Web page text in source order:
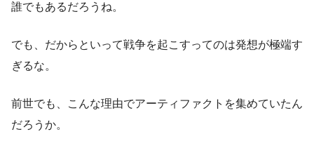
誰でもあるだろうね。
でも、だからといって戦争を起こすってのは発想が極端す
ぎるな。
前世でも、こんな理由でアーティファクトを集めていたん
だろうか。